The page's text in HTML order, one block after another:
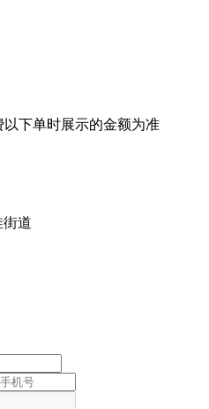
下单时展示的金额为准
街道